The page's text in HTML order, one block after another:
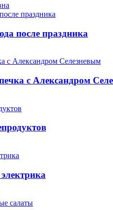
после праздника
с Александром